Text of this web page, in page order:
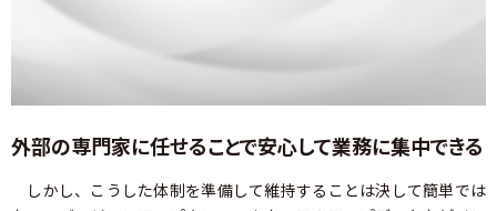
外部の専門家に任せることで安心して業務に集中できる
しかし、こうした体制を準備して維持することは決して簡単では